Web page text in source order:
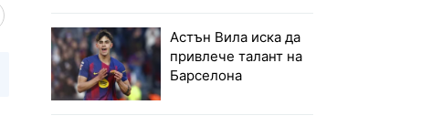
Астън Вила иска да
привлече талант на
Барселона